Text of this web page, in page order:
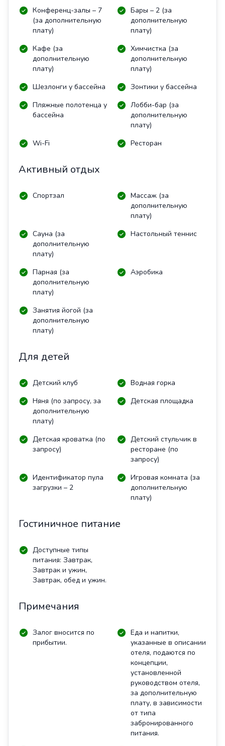
Конференц-залы – 7
(за дополнительную
плату)
Бары – 2 (за
дополнительную
плату)
Кафе (за
дополнительную
плату)
Химчистка (за
дополнительную
плату)
Шезлонги у бассейна
Зонтики у бассейна
Пляжные полотенца у
бассейна
Лобби-бар (за
дополнительную
плату)
Wi-Fi
Ресторан
Активный отдых
Спортзал
Массаж (за
дополнительную
плату)
Сауна (за
дополнительную
плату)
Настольный теннис
Парная (за
дополнительную
плату)
Аэробика
Занятия йогой (за
дополнительную
плату)
Для детей
Детский клуб
Водная горка
Няня (по запросу, за
дополнительную
плату)
Детская площадка
Детская кроватка (по
запросу)
Детский стульчик в
ресторане (по
запросу)
Идентификатор пула
загрузки – 2
Игровая комната (за
дополнительную
плату)
Гостиничное питание
Доступные типы
питания: Завтрак,
Завтрак и ужин,
Завтрак, обед и ужин.
Примечания
Залог вносится по
прибытии.
Еда и напитки,
указанные в описании
отеля, подаются по
концепции,
установленной
руководством отеля,
за дополнительную
плату, в зависимости
от типа
забронированного
питания.